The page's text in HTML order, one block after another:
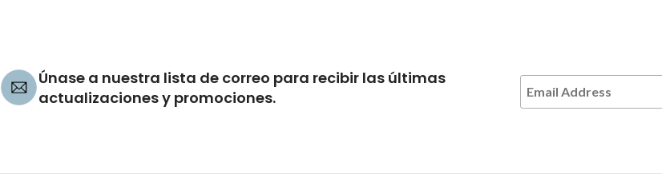
Únase a nuestra lista de correo para recibir las últimas
actualizaciones y promociones.